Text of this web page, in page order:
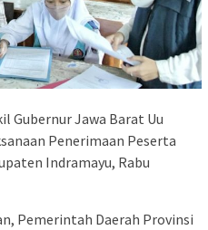
Gubernur Jawa Barat Uu
Penerimaan Peserta
Indramayu, Rabu
Pemerintah Daerah Provinsi